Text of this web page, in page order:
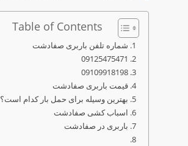
Table of Contents
شماره تلفن باربری صفادشت
09125475471
09109918198
قیمت باربری صفادشت
بهترین وسیله برای حمل بار کدام است؟
اسباب کشی صفادشت
باربری در صفادشت